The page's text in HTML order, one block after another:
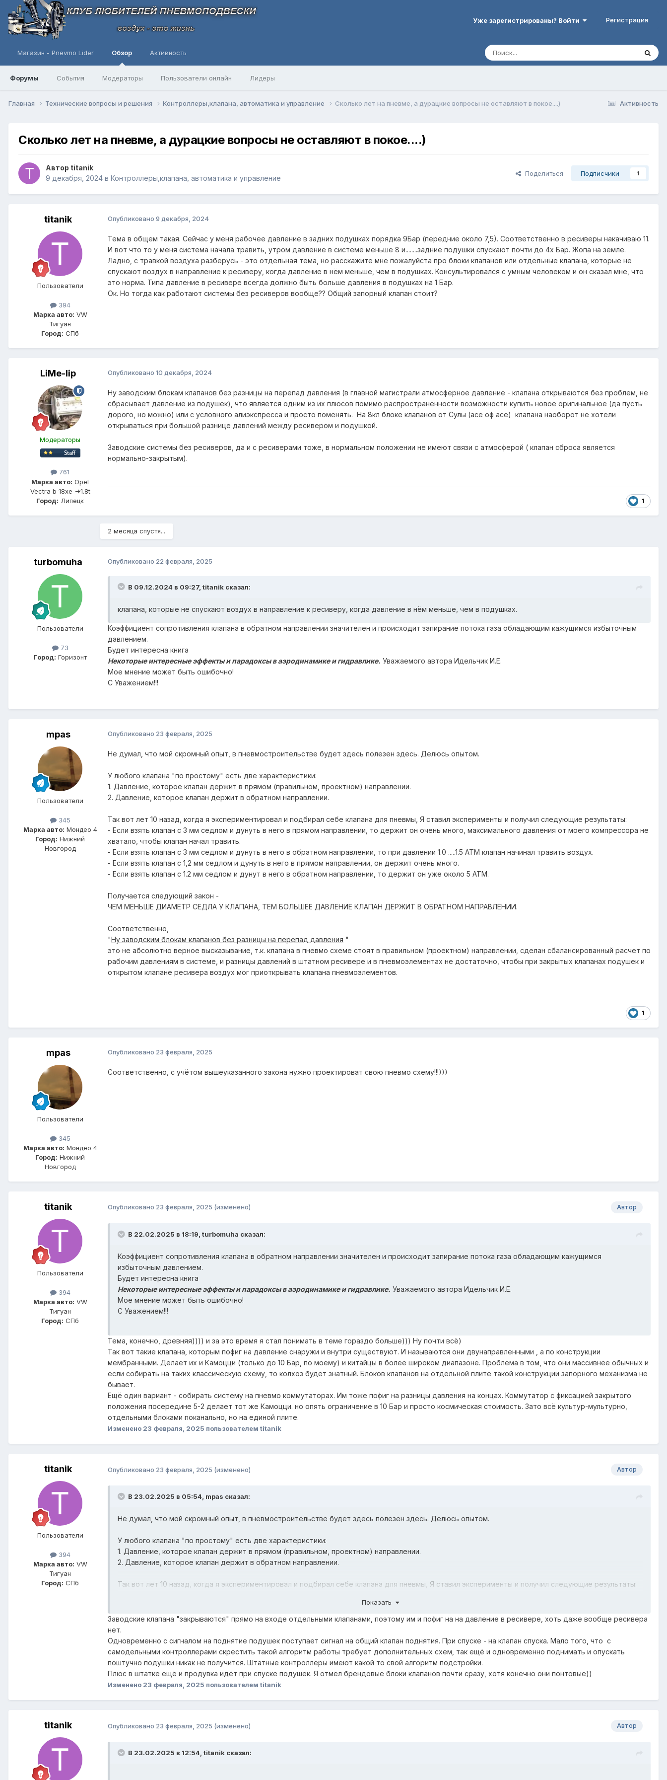
Уже зарегистрированы? Войти Регистрация
Магазин - Pnevmo Lider Обзор
Форумы События Модераторы Пользователи онлайн Лидеры
Активность
Активность
Главная Технические вопросы и решения Контроллеры,клапана, автоматика и управление Сколько лет на пневме, а дурацкие вопросы не оставляют в покое....)
Сколько лет на пневме, а дурацкие вопросы не оставляют в покое....)
Автор titanik
9 декабря, 2024 в Контроллеры,клапана, автоматика и управление
Поделиться Подписчики 1
titanik
Пользователи
394
Марка авто: VW
Тигуан
Город: СПб
Опубликовано 9 декабря, 2024
Тема в общем такая. Сейчас у меня рабочее давление в задних подушках порядка 9Бар (передние около 7,5). Соответственно в ресиверы накачиваю 11.
И вот что то у меня система начала травить, утром давление в системе меньше 8 и........задние подушки спускают почти до 4х Бар. Жопа на земле.
Ладно, с травкой воздуха разберусь - это отдельная тема, но расскажите мне пожалуйста про блоки клапанов или отдельные клапана, которые не
спускают воздух в направление к ресиверу, когда давление в нём меньше, чем в подушках. Консультировался с умным человеком и он сказал мне, что
это норма. Типа давление в ресивере всегда должно быть больше давления в подушках на 1 Бар.
Ок. Но тогда как работают системы без ресиверов вообще?? Общий запорный клапан стоит?
LiMe-lip
Модераторы
761
Марка авто: Opel
Vectra b 18xe ->1.8t
Город: Липецк
Опубликовано 10 декабря, 2024
Ну заводским блокам клапанов без разницы на перепад давления (в главной магистрали атмосферное давление - клапана открываются без проблем, не
сбрасывает давление из подушек), что является одним из их плюсов помимо распространенности возможности купить новое оригинальное (да пусть
дорого, но можно) или с условного алиэкспресса и просто поменять. На 8кл блоке клапанов от Сулы (асе оф асе) клапана наоборот не хотели
открываться при большой разнице давлений между ресивером и подушкой.
Заводские системы без ресиверов, да и с ресиверами тоже, в нормальном положении не имеют связи с атмосферой ( клапан сброса является
нормально-закрытым).
1
2 месяца спустя...
turbomuha
Пользователи
73
Город: Горизонт
Опубликовано 22 февраля, 2025
В 09.12.2024 в 09:27, titanik сказал:
клапана, которые не спускают воздух в направление к ресиверу, когда давление в нём меньше, чем в подушках.
Коэффициент сопротивления клапана в обратном направлении значителен и происходит запирание потока газа обладающим кажущимся избыточным
давлением.
Будет интересна книга
Некоторые интересные эффекты и парадоксы в аэродинамике и гидравлике. Уважаемого автора Идельчик И.Е.
Мое мнение может быть ошибочно!
С Уважением!!!
mpas
Пользователи
345
Марка авто: Мондео 4
Город: Нижний
Новгород
Опубликовано 23 февраля, 2025
Не думал, что мой скромный опыт, в пневмостроительстве будет здесь полезен здесь. Делюсь опытом.
У любого клапана "по простому" есть две характеристики:
1. Давление, которое клапан держит в прямом (правильном, проектном) направлении.
2. Давление, которое клапан держит в обратном направлении.
Так вот лет 10 назад, когда я экспериментировал и подбирал себе клапана для пневмы, Я ставил эксперименты и получил следующие результаты:
- Если взять клапан с 3 мм седлом и дунуть в него в прямом направлении, то держит он очень много, максимального давления от моего компрессора не
хватало, чтобы клапан начал травить.
- Если взять клапан с 3 мм седлом и дунуть в него в обратном направлении, то при давлении 1.0 .....1.5 АТМ клапан начинал травить воздух.
- Если взять клапан с 1,2 мм седлом и дунуть в него в прямом направлении, он держит очень много.
- Если взять клапан с 1.2 мм седлом и дунут в него в обратном направлении, то держит он уже около 5 АТМ.
Получается следующий закон -
ЧЕМ МЕНЬШЕ ДИАМЕТР СЕДЛА У КЛАПАНА, ТЕМ БОЛЬШЕЕ ДАВЛЕНИЕ КЛАПАН ДЕРЖИТ В ОБРАТНОМ НАПРАВЛЕНИИ.
Соответственно,
"Ну заводским блокам клапанов без разницы на перепад давления "
это не абсолютно верное высказывание, т.к. клапана в пневмо схеме стоят в правильном (проектном) направлении, сделан сбалансированный расчет по
рабочим давлениям в системе, и разницы давлений в штатном ресивере и в пневмоэлементах не достаточно, чтобы при закрытых клапанах подушек и
открытом клапане ресивера воздух мог приоткрывать клапана пневмоэлементов.
1
mpas
Пользователи
345
Марка авто: Мондео 4
Город: Нижний
Новгород
Опубликовано 23 февраля, 2025
Соответственно, с учётом вышеуказанного закона нужно проектироват свою пневмо схему!!!)))
titanik
Пользователи
394
Марка авто: VW
Тигуан
Город: СПб
Автор
Опубликовано 23 февраля, 2025 (изменено)
В 22.02.2025 в 18:19, turbomuha сказал:
Коэффициент сопротивления клапана в обратном направлении значителен и происходит запирание потока газа обладающим кажущимся
избыточным давлением.
Будет интересна книга
Некоторые интересные эффекты и парадоксы в аэродинамике и гидравлике. Уважаемого автора Идельчик И.Е.
Мое мнение может быть ошибочно!
С Уважением!!!
Тема, конечно, древняя)))) и за это время я стал понимать в теме гораздо больше))) Ну почти всё)
Так вот такие клапана, которым пофиг на давление снаружи и внутри существуют. И называются они двунаправленными , а по конструкции
мембранными. Делает их и Камоцци (только до 10 Бар, по моему) и китайцы в более широком диапазоне. Проблема в том, что они массивнее обычных и
если собирать на таких классическую схему, то колхоз будет знатный. Блоков клапанов на отдельной плите такой конструкции запорного механизма не
бывает.
Ещё один вариант - собирать систему на пневмо коммутаторах. Им тоже пофиг на разницы давления на концах. Коммутатор с фиксацией закрытого
положения посередине 5-2 делает тот же Камоцци. но опять ограничение в 10 Бар и просто космическая стоимость. Зато всё культур-мультурно,
отдельными блоками поканально, но на единой плите.
Изменено 23 февраля, 2025 пользователем titanik
titanik
Пользователи
394
Марка авто: VW
Тигуан
Город: СПб
Автор
Опубликовано 23 февраля, 2025 (изменено)
В 23.02.2025 в 05:54, mpas сказал:
Не думал, что мой скромный опыт, в пневмостроительстве будет здесь полезен здесь. Делюсь опытом.
У любого клапана "по простому" есть две характеристики:
1. Давление, которое клапан держит в прямом (правильном, проектном) направлении.
2. Давление, которое клапан держит в обратном направлении.
Так вот лет 10 назад, когда я экспериментировал и подбирал себе клапана для пневмы, Я ставил эксперименты и получил следующие результаты:
- Если взять клапан с 3 мм седлом и дунуть в него в обратном направлении, то при давлении 1.0 .....1.5 АТМ клапан начинал травить воздух.
- Если взять клапан с 1,2 мм седлом и дунуть в него в прямом направлении, он держит очень много.
- Если взять клапан с 1.2 мм седлом и дунут в него в обратном направлении, то держит он уже около 5 АТМ.
Получается следующий закон -
ЧЕМ МЕНЬШЕ ДИАМЕТР СЕДЛА У КЛАПАНА, ТЕМ БОЛЬШЕЕ ДАВЛЕНИЕ КЛАПАН ДЕРЖИТ В ОБРАТНОМ НАПРАВЛЕНИИ.
расчет по рабочим давлениям в системе, и разницы давлений в штатном ресивере и в пневмоэлементах не достаточно, чтобы при закрытых
Показать
Заводские клапана "закрываются" прямо на входе отдельными клапанами, поэтому им и пофиг на на давление в ресивере, хоть даже вообще ресивера
нет.
Одновременно с сигналом на поднятие подушек поступает сигнал на общий клапан поднятия. При спуске - на клапан спуска. Мало того, что с
самодельными контроллерами скрестить такой алгоритм работы требует дополнительных схем, так ещё и одновременно поднимать и опускать
поштучно подушки никак не получится. Штатные контроллеры имеют какой то свой алгоритм подстройки.
Плюс в штатке ещё и продувка идёт при спуске подушек. Я отмёл брендовые блоки клапанов почти сразу, хотя конечно они понтовые))
Изменено 23 февраля, 2025 пользователем titanik
titanik Автор
Опубликовано 23 февраля, 2025 (изменено)
В 23.02.2025 в 12:54, titanik сказал: